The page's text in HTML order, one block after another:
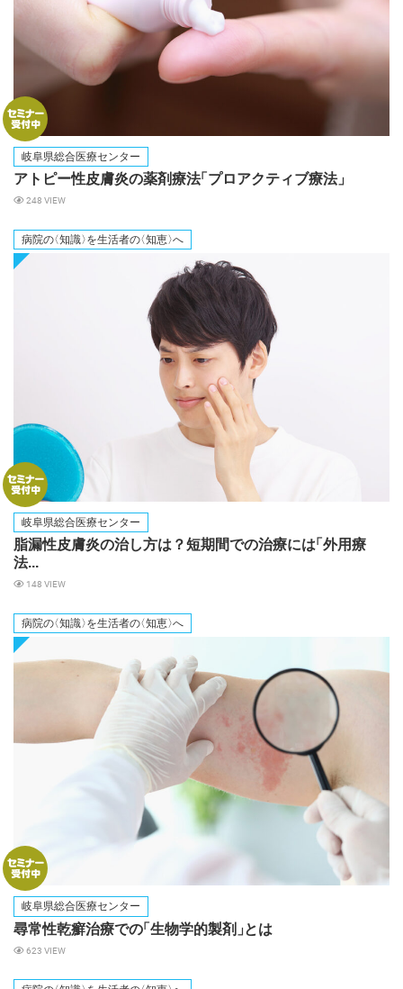
岐阜県総合医療センター
アトピー性皮膚炎の薬剤療法「プロアクティブ療法」
248 VIEW
病院の〈知識〉を生活者の〈知恵〉へ
岐阜県総合医療センター
脂漏性皮膚炎の治し方は？短期間での治療には「外用療
法...
148 VIEW
病院の〈知識〉を生活者の〈知恵〉へ
岐阜県総合医療センター
尋常性乾癬治療での「生物学的製剤 」とは
623 VIEW